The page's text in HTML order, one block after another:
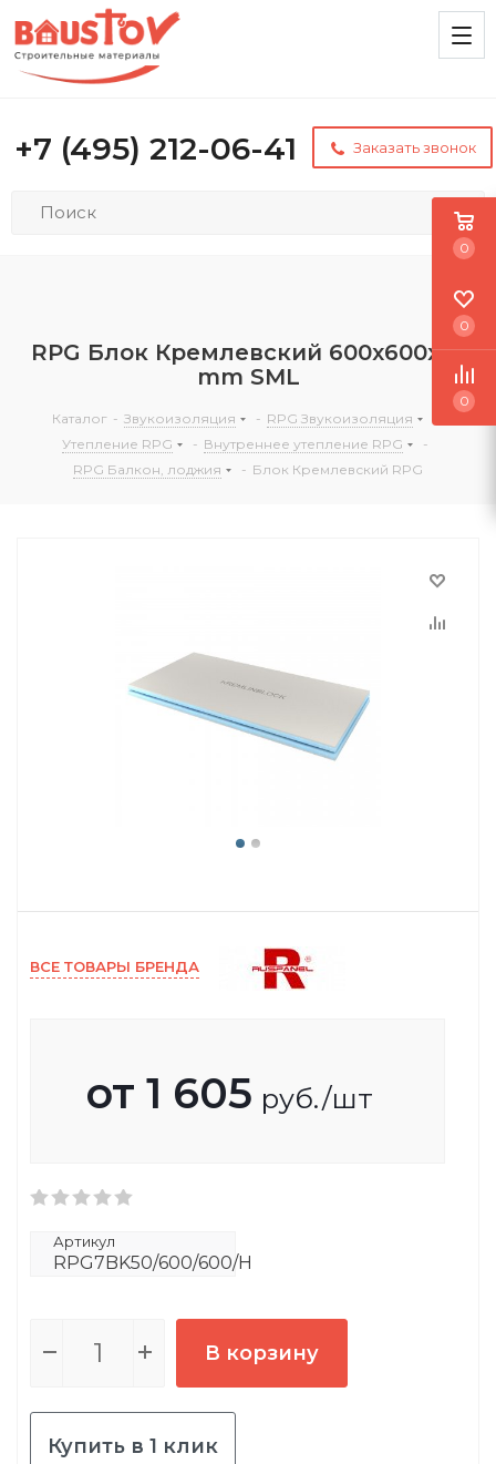
+7 (495) 212-06-41 Заказать звонок
RPG Блок Кремлевский 600х600х50
mm SML
Каталог - Звукоизоляция - RPG Звукоизоляция
Утепление RPG
- Внутреннее утепление RPG
-
RPG Балкон, лоджия
- Блок Кремлевский RPG
ВСЕ ТОВАРЫ БРЕНДА
от 1 605 руб./шт
Артикул
RPG7BK50/600/600/H
В корзину
Купить в 1 клик
0
0
0